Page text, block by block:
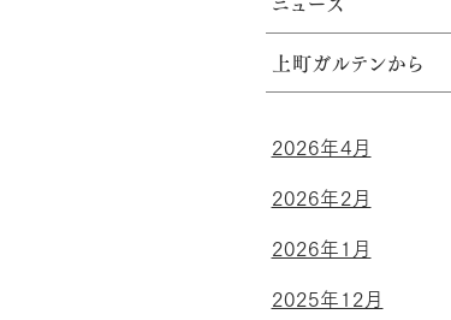
ニュース
上町ガルテンから
2026年4月
2026年2月
2026年1月
2025年12月